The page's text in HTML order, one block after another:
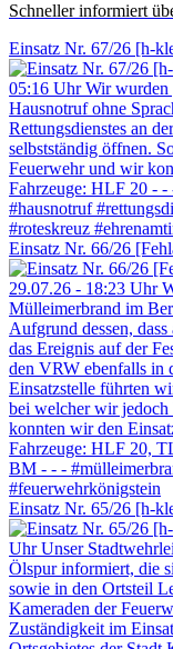
Schneller informiert
Einsatz Nr. 67/26 [h-
Einsatz Nr. 66/26
Einsatz Nr. 65/26 [h-